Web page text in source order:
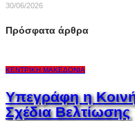
30/06/2026
Πρόσφατα άρθρα
ΚΕΝΤΡΙΚΉ ΜΑΚΕΔΟΝΊΑ
Υπεγράφη η
Σχέδια Βελτίωσης